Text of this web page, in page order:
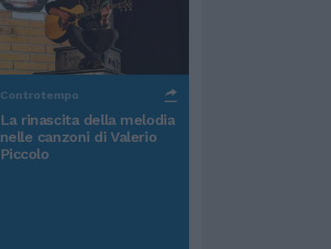
Controtempo
La rinascita della melodia
nelle canzoni di Valerio
Piccolo